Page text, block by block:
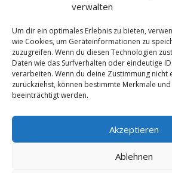
verwalten
Um dir ein optimales Erlebnis zu bieten,
wie Cookies, um Geräteinformationen zu
zuzugreifen. Wenn du diesen Technologien
Daten wie das Surfverhalten oder eindeutige
verarbeiten. Wenn du deine Zustimmung nicht
zurückziehst, können bestimmte Merkmale
beeinträchtigt werden.
Akzeptieren
Ablehnen
Folge 1: American Sweetheart
Mi. 01.07.2026 | 23:50 ARD
Folge 2: What you mad me do
So. 12.07.2026 | 01:00 SWR